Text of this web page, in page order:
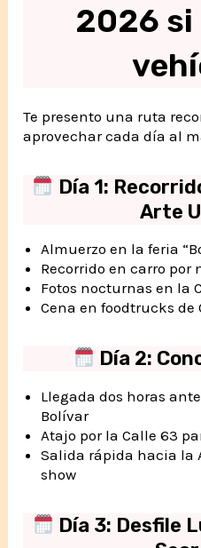
2026 si
Te presento una ruta
aprovechar cada día al
Día 1:
Arte
Almuerzo en la feria
Recorrido en carro por
Fotos nocturnas en la
Cena en foodtrucks de
Día 2:
Llegada dos horas
Bolívar
Atajo por la Calle 63
Salida rápida hacia la
show
Día 3: Desfile